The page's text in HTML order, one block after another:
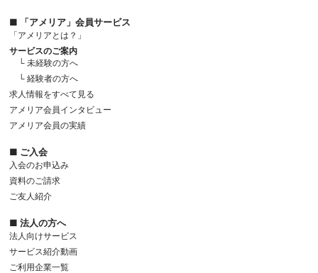
■ 「アメリア」会員サービス
「アメリアとは？」
サービスのご案内
└ 未経験の方へ
└ 経験者の方へ
求人情報をすべて見る
アメリア会員インタビュー
アメリア会員の実績
■ ご入会
入会のお申込み
資料のご請求
ご友人紹介
■ 法人の方へ
法人向けサービス
サービス紹介動画
ご利用企業一覧